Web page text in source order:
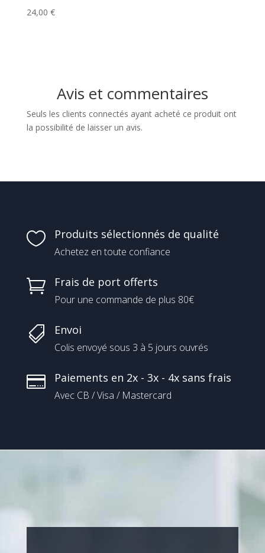
24,00 €
Avis et commentaires
Seuls les clients connectés ayant acheté ce produit ont
la possibilité de laisser un avis.
 Produits sélectionnés de qualité
Achetez en toute confiance
 Frais de port offerts
Pour une commande de plus 80€
 Envoi
Colis envoyé sous 3 à 5 jours ouvrés
 Paiements en 2x - 3x - 4x sans frais
Avec CB / Visa / Mastercard